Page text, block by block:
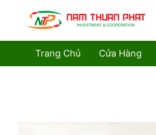
Trang Chủ Cửa Hàng